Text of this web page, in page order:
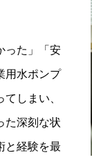
った」「安
用水ポンプ
しまい、
た深刻な状
と経験を最